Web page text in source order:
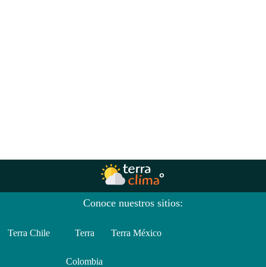
Conoce nuestros sitios:
Terra Chile Terra
Colombia
Terra México